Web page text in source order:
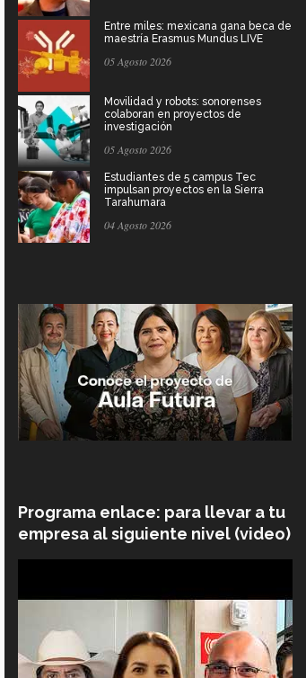
Entre miles: mexicana gana beca de
maestría Erasmus Mundus LIVE
05 Agosto 2026
Movilidad y robots: sonorenses
colaboran en proyectos de
investigación
05 Agosto 2026
Estudiantes de 5 campus Tec
impulsan proyectos en la Sierra
Tarahumara
04 Agosto 2026
Programa enlace: para llevar a tu
empresa al siguiente nivel (video)